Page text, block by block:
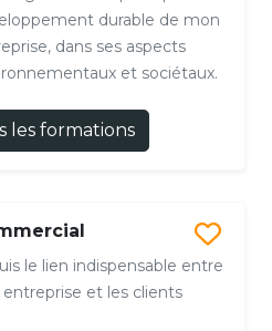
durable de mon
dans ses aspects
et sociétaux.
les formations
le lien indispensable entre
entreprise et les clients